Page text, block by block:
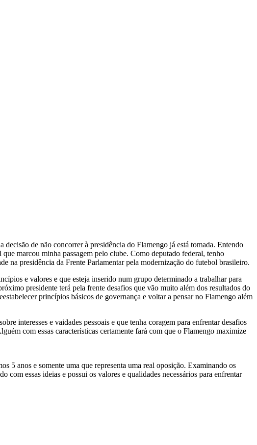
de não concorrer à presidência do Flamengo já está tomada. Entendo
marcou minha passagem pelo clube. Como deputado federal, tenho
na presidência da Frente Parlamentar pela modernização do futebol brasileiro.
e valores e que esteja inserido num grupo determinado a trabalhar para
presidente terá pela frente desafios que vão muito além dos resultados do
princípios básicos de governança e voltar a pensar no Flamengo além
interesses e vaidades pessoais e que tenha coragem para enfrentar desafios
com essas características certamente fará com que o Flamengo maximize
5 anos e somente uma que representa uma real oposição. Examinando os
essas ideias e possui os valores e qualidades necessários para enfrentar